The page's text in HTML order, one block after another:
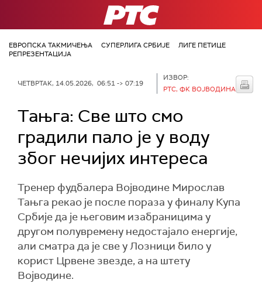
РТС
ЕВРОПСКА ТАКМИЧЕЊА СУПЕРЛИГА СРБИЈЕ
ЛИГЕ ПЕТИЦЕ
РЕПРЕЗЕНТАЦИЈА
ЧЕТВРТАК, 14.05.2026, 06:51 -> 07:19
ИЗВОР:
РТС, ФК ВОЈВОДИНА
Тањга: Све што смо
градили пало је у воду
због нечијих интереса
Тренер фудбалера Војводине Мирослав
Тањга рекао је после пораза у финалу Купа
Србије да је његовим изабраницима у
другом полувремену недостајало енергије,
али сматра да је све у Лозници било у
корист Црвене звезде, а на штету
Војводине.